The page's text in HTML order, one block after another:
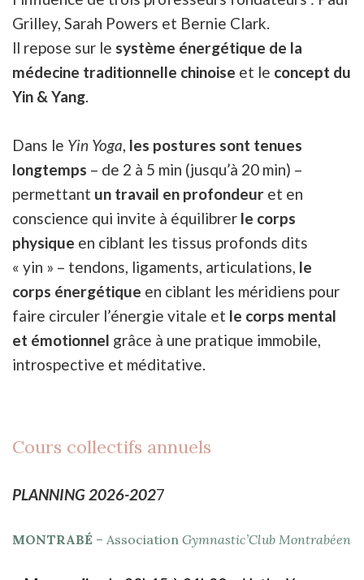
Grilley, Sarah Powers et Bernie Clark.
ll repose sur le système énergétique de la
médecine traditionnelle chinoise et le concept du
Yin & Yang.
Dans le Yin Yoga, les postures sont tenues
longtemps – de 2 à 5 min (jusqu’à 20 min) –
permettant un travail en profondeur et en
conscience qui invite à équilibrer le corps
physique en ciblant les tissus profonds dits
« yin » – tendons, ligaments, articulations, le
corps énergétique en ciblant les méridiens pour
faire circuler l’énergie vitale et le corps mental
et émotionnel grâce à une pratique immobile,
introspective et méditative.
Cours collectifs annuels
PLANNING 2026-2027
MONTRABÉ – Association Gymnastic’Club Montrabéen